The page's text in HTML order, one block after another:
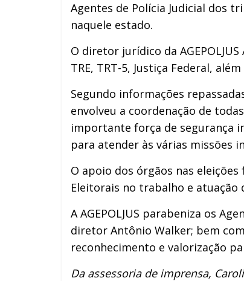
Agentes de Polícia Judicial dos
naquele estado.
O diretor jurídico da
TRE, TRT-5, Justiça Federal,
Segundo informações
envolveu a coordenação de
importante força de segurança
para atender às várias missões
O apoio dos órgãos nas
Eleitorais no trabalho e atuação
A AGEPOLJUS parabeniza os
diretor Antônio Walker; bem
reconhecimento e valorização
Da assessoria de imprensa,